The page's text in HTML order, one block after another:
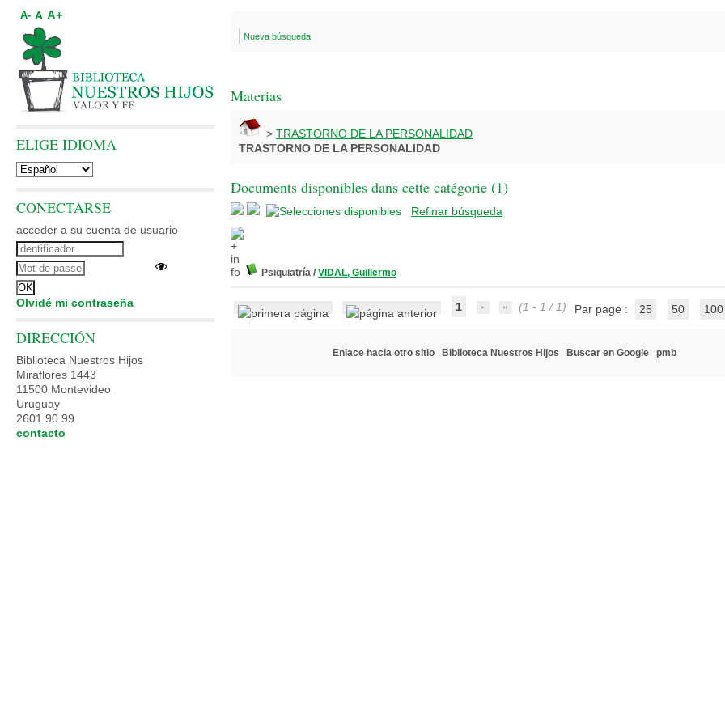
Nueva búsqueda
Materias
> TRASTORNO DE LA PERSONALIDAD
TRASTORNO DE LA PERSONALIDAD
Documents disponibles dans cette catégorie (1)
Refinar búsqueda
Psiquiatría / VIDAL, Guillermo
1 (1 - 1 / 1) Par page : 25 50 100
Enlace hacia otro sitio Biblioteca Nuestros Hijos Buscar en Google pmb
A- A A+
ELIGE IDIOMA
CONECTARSE
acceder a su cuenta de usuario
Olvidé mi contraseña
DIRECCIÓN
Biblioteca Nuestros Hijos
Miraflores 1443
11500 Montevideo
Uruguay
2601 90 99
contacto